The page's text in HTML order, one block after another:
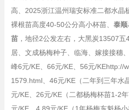
高、2025浙江温州瑞安标准二都水晶
裸根苗高度40-50公分高小杯苗、 泰顺
苗，地径2公发左右，大黑炭13507
居、文成杨梅种子、临海、嫁接接穗
峰6元/KE、66元/KE、56元/KEhttp://
1579.html、46元/KE（二年到三年水
元/KE、26元/KE（二都杨梅杯苗1-2
元/KE、4.89元/KE（1年杨梅东魁杨